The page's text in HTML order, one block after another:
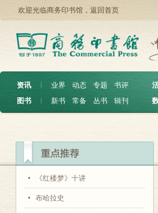
欢迎光临商务印书馆， 返回首页
资讯 ︱ 业界 动态 专题
书评
图书
︱ 新书 常备 丛书 辑刊
《红楼梦》十讲
布哈拉史